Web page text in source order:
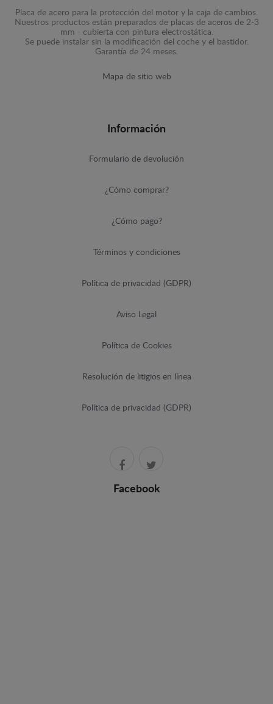
Placa de acero para la protección del motor y la caja de cambios.
Nuestros productos están preparados de placas de aceros de 2-3
mm - cubierta con pintura electrostática.
Se puede instalar sin la modificación del coche y el bastidor.
Garantía de 24 meses.
Mapa de sitio web
Información
Formulario de devolución
¿Cómo comprar?
¿Cómo pago?
Términos y condiciones
Política de privacidad (GDPR)
Aviso Legal
Política de Cookies
Resolución de litigios en línea
Política de privacidad (GDPR)
Facebook